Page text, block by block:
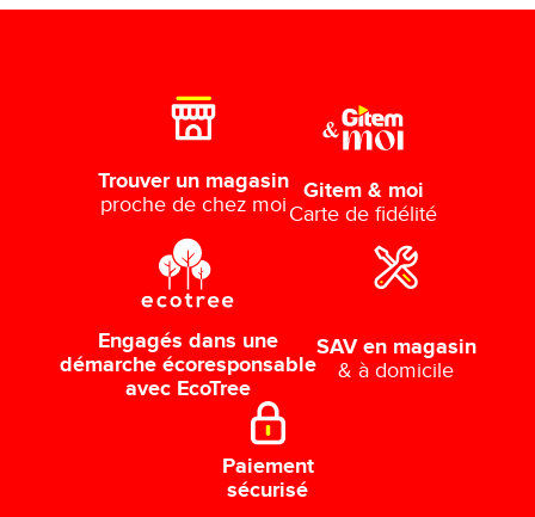
Trouver un magasin
proche de chez moi
Gitem & moi
Carte de fidélité
Engagés dans une
démarche écoresponsable
avec EcoTree
SAV en magasin
& à domicile
Paiement
sécurisé